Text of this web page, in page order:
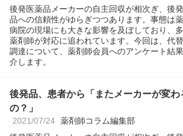
後発医薬品メーカーの自主回収が相次ぎ、後
品への信頼性がゆらぎつつあります。事態は薬
病院の現場にも大きな影響を及ぼしており、
薬剤師が対応に追われています。今回は、代
調達について、薬剤師会員へのアンケート結
介します。
後発品、患者から「またメーカーが変わ
の？」
2021/07/24 薬剤師コラム編集部